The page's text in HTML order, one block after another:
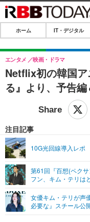
ホーム
IT・デジタル
IT・デジタルTOP
ショッピング
SPEED TEST
エンタメTOP
グラビア
ショッピング
ライフTOP
その他
リリース一覧
プッシュ通知の停止方法
ホーム IT・デジタル
Netflix初の韓国
る』より、予告
エンタメ 映画・ドラマ
注目記事
10G光回線導入レポ
第61回『百想(ペク
フン、キム・テリは
女優キム・テリが声
必要な』スチール公